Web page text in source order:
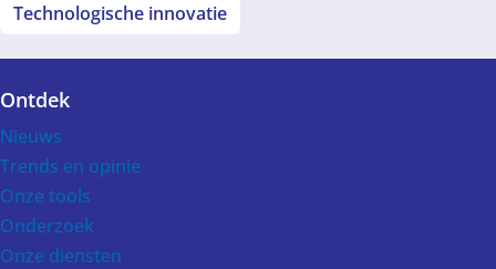
Technologische innovatie
Voet
Ontdek
Nieuws
Trends en opinie
Onze tools
Onderzoek
Onze diensten